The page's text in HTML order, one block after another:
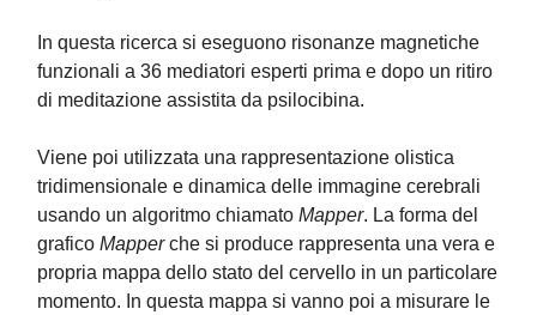
In questa ricerca si eseguono risonanze magnetiche
funzionali a 36 mediatori esperti prima e dopo un ritiro
di meditazione assistita da psilocibina.
Viene poi utilizzata una rappresentazione olistica
tridimensionale e dinamica delle immagine cerebrali
usando un algoritmo chiamato Mapper. La forma del
grafico Mapperche si produce rappresenta una vera e
propria mappa dello stato del cervello in un particolare
momento. In questa mappa si vanno poi a misurare le